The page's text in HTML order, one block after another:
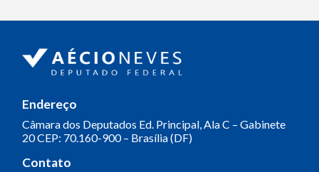
Endereço
Câmara dos Deputados Ed. Principal, Ala C – Gabinete
20CEP: 70.160-900 – Brasília (DF)
Contato